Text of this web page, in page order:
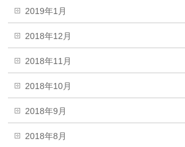
2019年1月
2018年12月
2018年11月
2018年10月
2018年9月
2018年8月